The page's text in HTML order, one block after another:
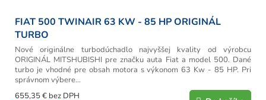
FIAT 500 TWINAIR 63 KW - 85 HP ORIGINÁL
TURBO
655,35 € bez DPH
Nové originálne turbodúchadlo najvyššej kvality od výrobcu
ORIGINÁL MITSHUBISHI pre značku auta Fiat a model 500. Dané
turbo je vhodné pre obsah motora s výkonom 63 Kw - 85 HP. Pri
správnom výbere...